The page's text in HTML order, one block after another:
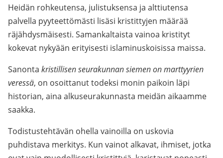
Heidän rohkeutensa, julistuksensa ja alttiutensa
palvella pyyteettömästi lisäsi kristittyjen määrää
räjähdysmäisesti. Samankaltaista vainoa kristityt
kokevat nykyään erityisesti islaminuskoisissa maissa.
Sanonta kristillisen seurakunnan siemen on marttyyrien
veressä, on osoittanut todeksi monin paikoin läpi
historian, aina alkuseurakunnasta meidän aikaamme
saakka.
Todistustehtävän ohella vainoilla on uskovia
puhdistava merkitys. Kun vainot alkavat, ihmiset, jotka